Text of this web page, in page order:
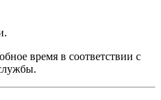
время в соответствии с